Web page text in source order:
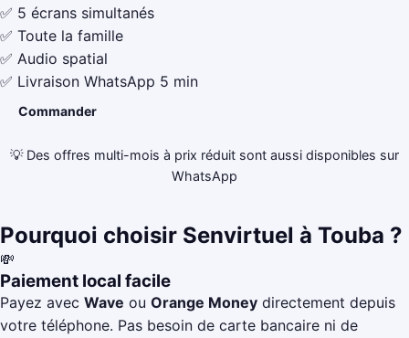
✅ 5 écrans simultanés
✅ Toute la famille
✅ Audio spatial
✅ Livraison WhatsApp 5 min
Commander
💡 Des offres multi-mois à prix réduit sont aussi disponibles sur
WhatsApp
Pourquoi choisir Senvirtuel à Touba ?
💸
Paiement local facile
Payez avec Wave ou Orange Money directement depuis
votre téléphone. Pas besoin de carte bancaire ni de